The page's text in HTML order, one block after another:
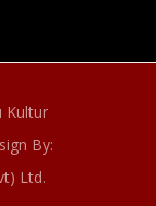
Kultur
By:
Ltd.